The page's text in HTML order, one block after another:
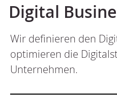
Digital
Wir definieren den
optimieren die
Unternehmen.​